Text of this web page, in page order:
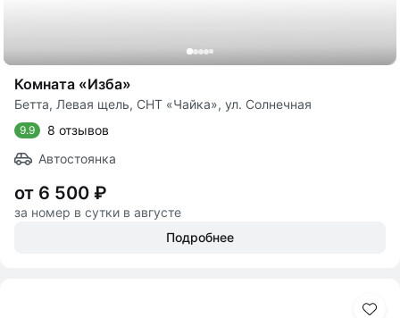
Комната «Изба»
Бетта, Левая щель, СНТ «Чайка», ул. Солнечная
9.9
8 отзывов
Автостоянка
от 6 500 ₽
за номер в сутки в августе
Подробнее